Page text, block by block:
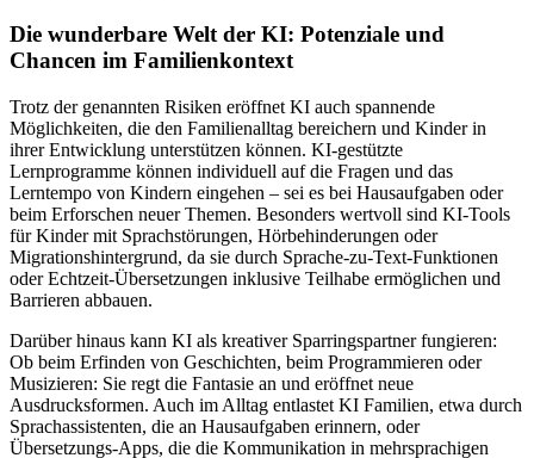
Die wunderbare Welt der KI: Potenziale und
Chancen im Familienkontext
Trotz der genannten Risiken eröffnet KI auch spannende
Möglichkeiten, die den Familienalltag bereichern und Kinder in
ihrer Entwicklung unterstützen können. KI-gestützte
Lernprogramme können individuell auf die Fragen und das
Lerntempo von Kindern eingehen – sei es bei Hausaufgaben oder
beim Erforschen neuer Themen. Besonders wertvoll sind KI-Tools
für Kinder mit Sprachstörungen, Hörbehinderungen oder
Migrationshintergrund, da sie durch Sprache-zu-Text-Funktionen
oder Echtzeit-Übersetzungen inklusive Teilhabe ermöglichen und
Barrieren abbauen.
Darüber hinaus kann KI als kreativer Sparringspartner fungieren:
Ob beim Erfinden von Geschichten, beim Programmieren oder
Musizieren: Sie regt die Fantasie an und eröffnet neue
Ausdrucksformen. Auch im Alltag entlastet KI Familien, etwa durch
Sprachassistenten, die an Hausaufgaben erinnern, oder
Übersetzungs-Apps, die die Kommunikation in mehrsprachigen